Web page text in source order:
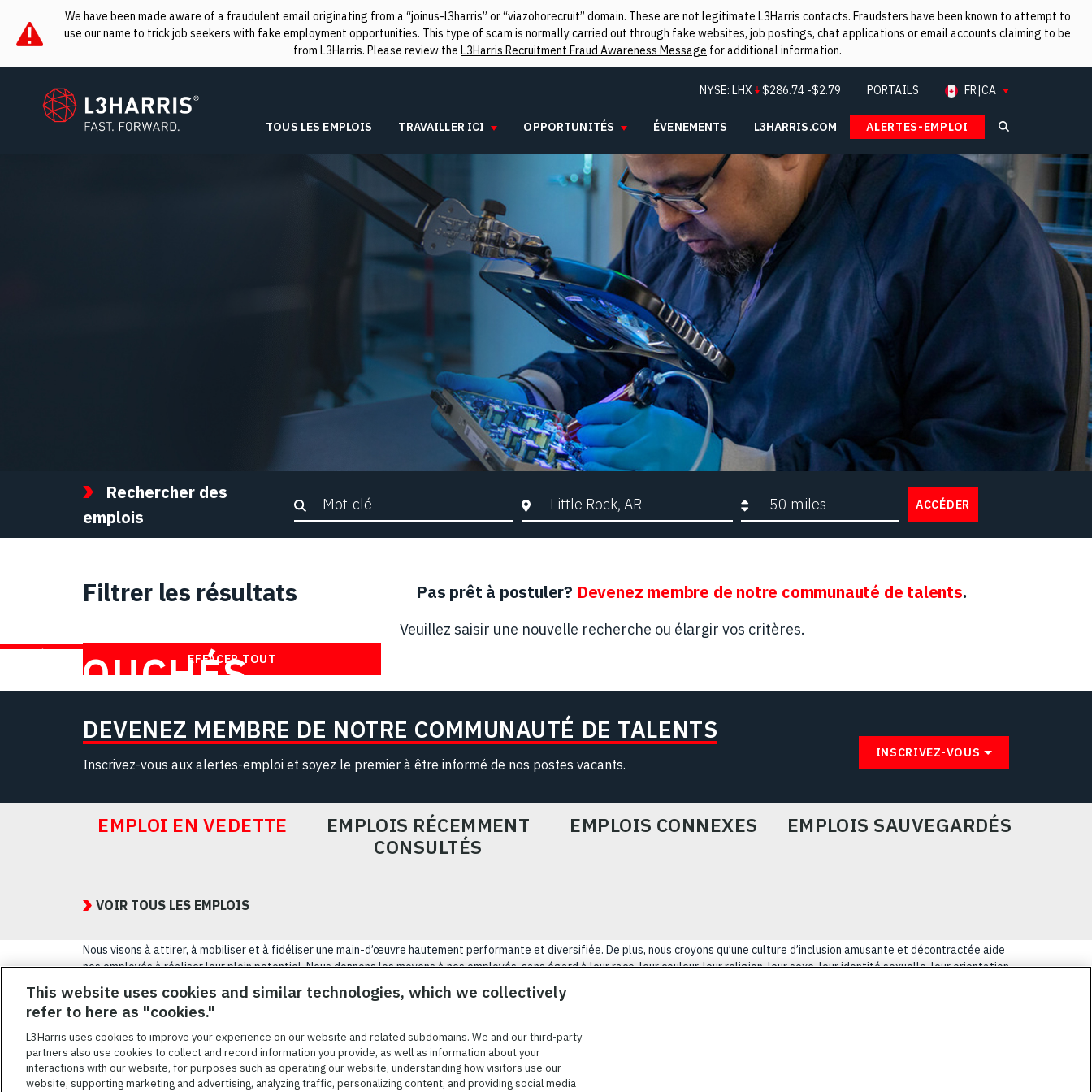
We have been made aware of a fraudulent email originating from a “joinus-l3harris” or “viazohorecruit” domain. These are not legitimate L3Harris contacts. Fraudsters have been known to attempt to
use our name to trick job seekers with fake employment opportunities. This type of scam is normally carried out through fake websites, job postings, chat applications or email accounts claiming to be
from L3Harris. Please review the L3Harris Recruitment Fraud Awareness Message for additional information.
L3Harris
Search
NYSE:LHX $286.74 -$2.79 PORTAILS FR|CA
TOUS LES EMPLOIS TRAVAILLER ICI OPPORTUNITÉS ÉVENEMENTS L3HARRIS.COM ALERTES-EMPLOI
DÉBOUCHÉS
CHEZ NOUS
Rechercher des
emplois
Recherche par mots-clés Ville, Région ou Code postal Rayon de recherche ACCÉDER
Pas prêt à postuler? Devenez membre de notre communauté de talents.
Veuillez saisir une nouvelle recherche ou élargir vos critères.
Filtrer les résultats
EFFACER TOUT
DEVENEZ MEMBRE DE NOTRE COMMUNAUTÉ DE TALENTS
Inscrivez-vous aux alertes-emploi et soyez le premier à être informé de nos postes vacants.
INSCRIVEZ-VOUS
EMPLOI EN VEDETTE
EMPLOIS RÉCEMMENT
CONSULTÉS
EMPLOIS CONNEXES EMPLOIS SAUVEGARDÉS
JobsVOIR TOUS LES EMPLOIS
Nous visons à attirer, à mobiliser et à fidéliser une main-d’œuvre hautement performante et diversifiée. De plus, nous croyons qu’une culture d’inclusion amusante et décontractée aide
nos employés à réaliser leur plein potentiel. Nous donnons les moyens à nos employés, sans égard à leur race, leur couleur, leur religion, leur sexe, leur identité sexuelle, leur orientation
sexuelle, leur origine nationale, leur handicap ou leur statut d’ancien combattant, d’innover afin de résoudre les problèmes les plus coriaces de nos clients.
L3HARRIS.COM
This website uses cookies and similar technologies, which we collectively
refer to here as "cookies."
L3Harris uses cookies to improve your experience on our website and related subdomains. We and our third-party
partners also use cookies to collect and record information you provide, as well as information about your
interactions with our website, for purposes such as operating our website, understanding how visitors use our
website, supporting marketing and advertising, analyzing traffic, personalizing content, and providing social media